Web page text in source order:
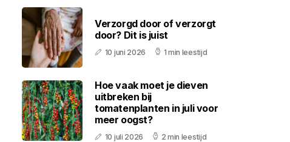
Verzorgd door of verzorgt
door? Dit is juist
10 juni 2026 1 min leestijd
Hoe vaak moet je dieven
uitbreken bij
tomatenplanten in juli voor
meer oogst?
10 juli 2026 2 min leestijd